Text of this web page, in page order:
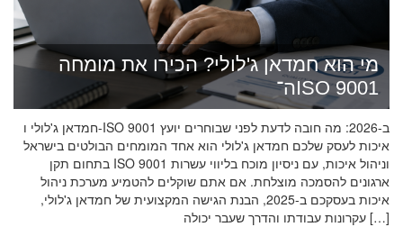
מי הוא חמדאן ג'לולי? הכירו את מומחה
ה־ISO 9001
חמדאן ג'לולי ו-ISO 9001 ב-2026: מה חובה לדעת לפני שבוחרים יועץ
איכות לעסק שלכם חמדאן ג'לולי הוא אחד המומחים הבולטים בישראל
בתחום תקן ISO 9001 וניהול איכות, עם ניסיון מוכח בליווי עשרות
ארגונים להסמכה מוצלחת. אם אתם שוקלים להטמיע מערכת ניהול
איכות בעסקכם ב-2025, הבנת הגישה המקצועית של חמדאן ג'לולי,
עקרונות עבודתו והדרך שעבר יכולה […]